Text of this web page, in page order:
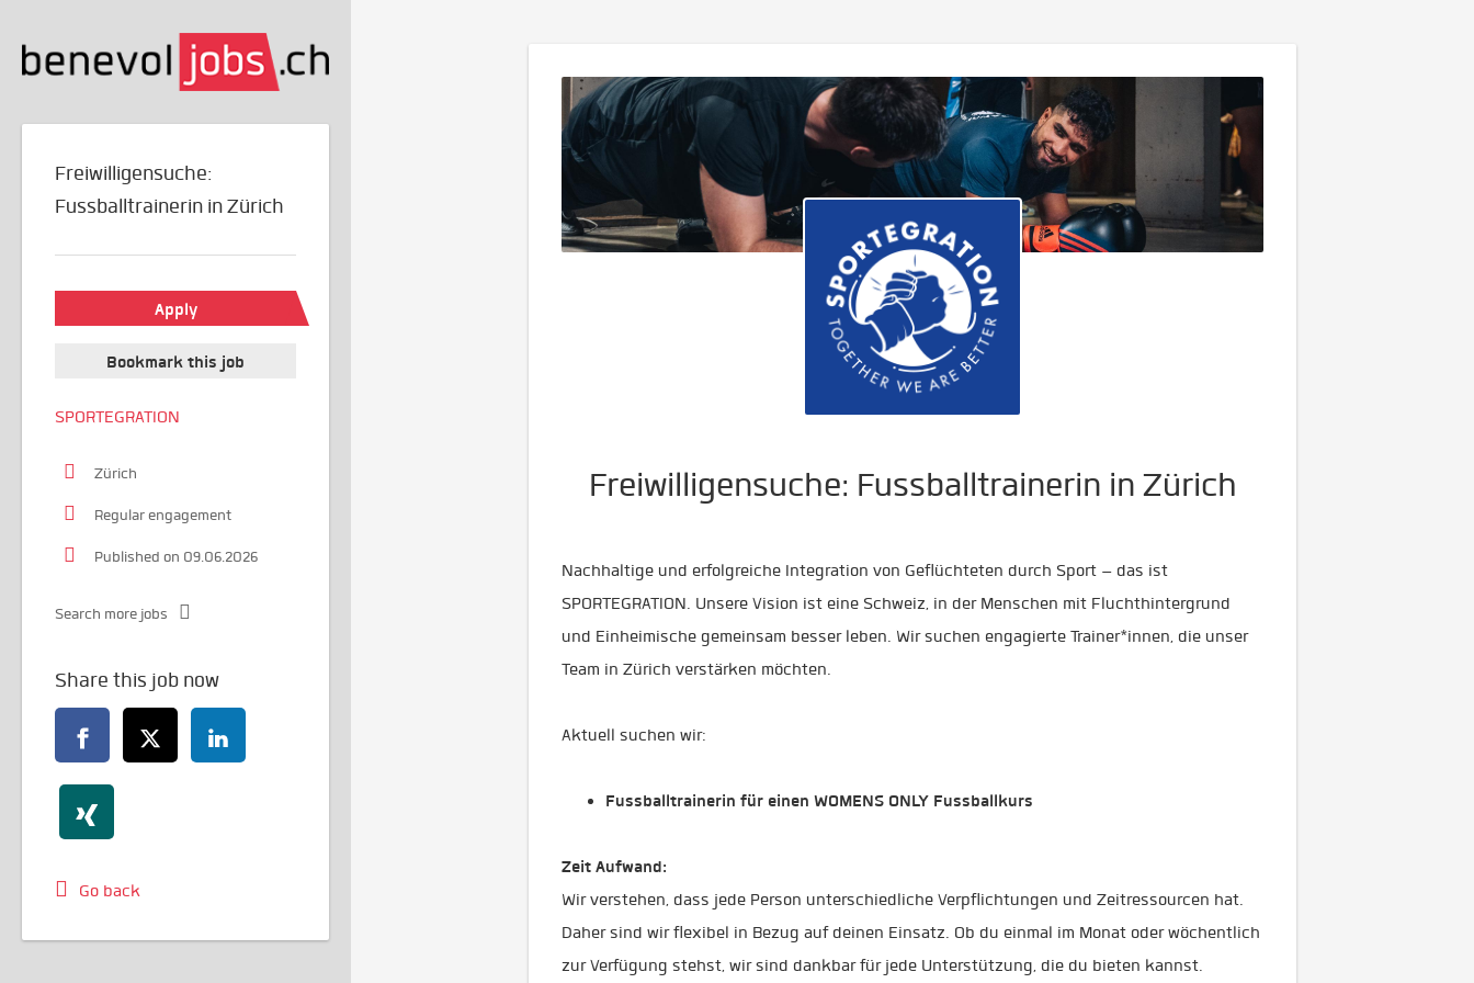
Freiwilligensuche: Fussballtrainerin in Zürich
Nachhaltige und erfolgreiche Integration von Geflüchteten durch Sport – das ist
SPORTEGRATION. Unsere Vision ist eine Schweiz, in der Menschen mit Fluchthintergrund
und Einheimische gemeinsam besser leben. Wir suchen engagierte Trainer*innen, die unser
Team in Zürich verstärken möchten. ️‍
Aktuell suchen wir:
Fussballtrainerin für einen WOMENS ONLY Fussballkurs
Zeit Aufwand:
Wir verstehen, dass jede Person unterschiedliche Verpflichtungen und Zeitressourcen hat.
Daher sind wir flexibel in Bezug auf deinen Einsatz. Ob du einmal im Monat oder wöchentlich
zur Verfügung stehst, wir sind dankbar für jede Unterstützung, die du bieten kannst.
Freiwilligensuche:
Fussballtrainerin in Zürich
Apply
Bookmark this job
SPORTEGRATION
Zürich
Regular engagement
Published on 09.06.2026
Search more jobs
Share this job now
Go back